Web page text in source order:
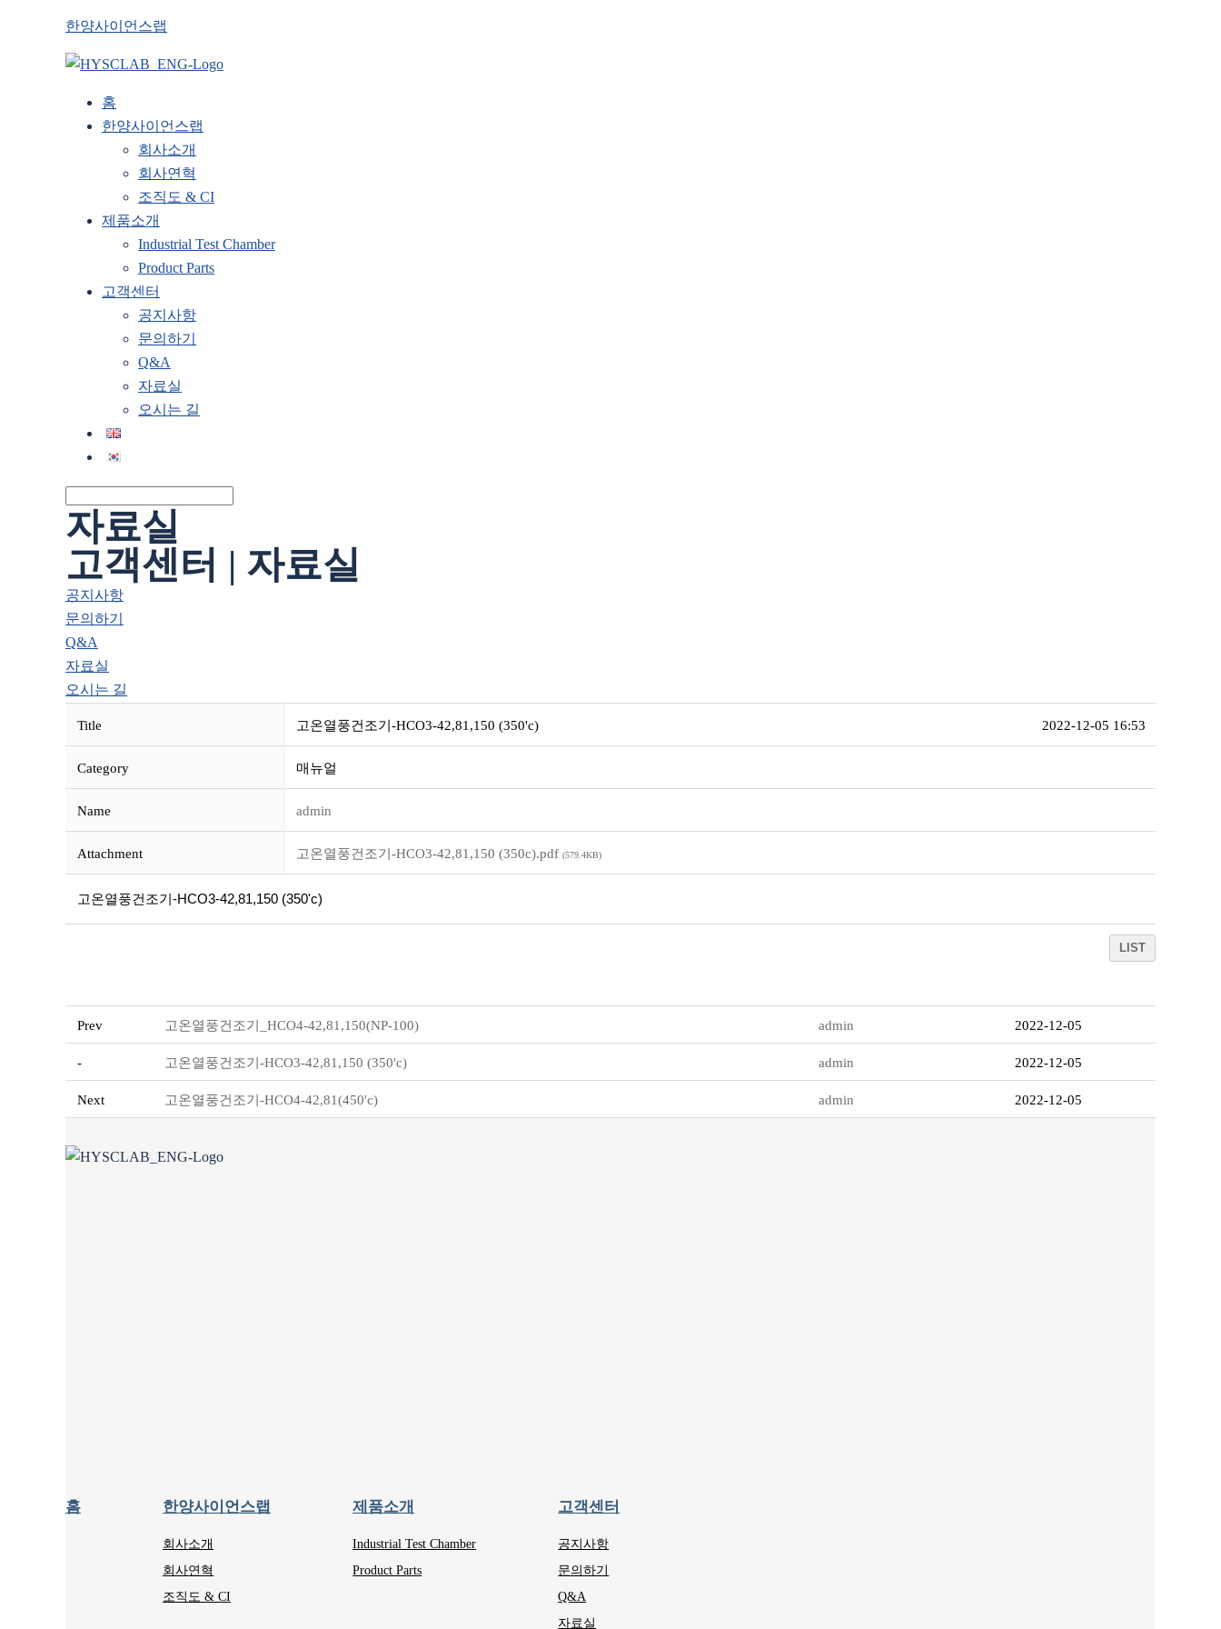
한양사이언스랩
홈
한양사이언스랩
회사소개
회사연혁
조직도 & CI
제품소개
Industrial Test Chamber
Product Parts
고객센터
공지사항
문의하기
Q&A
자료실
오시는 길
자료실
고객센터 | 자료실
공지사항
문의하기
Q&A
자료실
오시는 길
Title 고온열풍건조기-HCO3-42,81,150 (350'c) 2022-12-05 16:53
Category 매뉴얼
Name admin
Attachment 고온열풍건조기-HCO3-42,81,150 (350c).pdf (579.4KB)
고온열풍건조기-HCO3-42,81,150 (350'c)
LIST
Prev 고온열풍건조기_HCO4-42,81,150(NP-100) admin 2022-12-05
- 고온열풍건조기-HCO3-42,81,150 (350'c) admin 2022-12-05
Next 고온열풍건조기-HCO4-42,81(450'c) admin 2022-12-05
홈 한양사이언스랩
회사소개
회사연혁
조직도 & CI
제품소개
Industrial Test Chamber
Product Parts
고객센터
공지사항
문의하기
Q&A
자료실